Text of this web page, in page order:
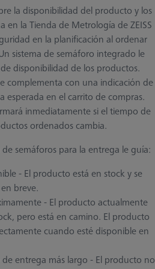
la disponibilidad del producto y los
en la Tienda de Metrología de ZEISS
en la planificación al ordenar
sistema de semáforo integrado le
disponibilidad de los productos.
complementa con una indicación de
esperada en el carrito de compras.
inmediatamente si el tiempo de
ordenados cambia.
de semáforos para la entrega le guía:
- El producto está en stock y se
breve.
- El producto actualmente
pero está en camino. El producto
cuando esté disponible en
entrega más largo - El producto no